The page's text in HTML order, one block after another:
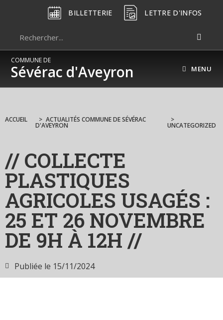
BILLETTERIE LETTRE D'INFOS
COMMUNE DE
Sévérac d'Aveyron MENU
ACCUEIL > ACTUALITÉS COMMUNE DE SÉVÉRAC
D'AVEYRON
>
UNCATEGORIZED
// COLLECTE
PLASTIQUES
AGRICOLES USAGÉS :
25 ET 26 NOVEMBRE
DE 9H À 12H //
Publiée le 15/11/2024